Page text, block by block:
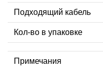
Подходящий кабель
Кол-во в упаковке
Примечания